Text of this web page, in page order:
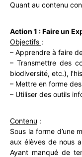
Quant au contenu
Action 1 : Faire un
Objectifs :
– Apprendre à faire
– Transmettre des
biodiversité, etc.),
– Mettre en forme
– Utiliser des outils
Contenu :
Sous la forme d’une
aux élèves de nous
Ayant manqué de